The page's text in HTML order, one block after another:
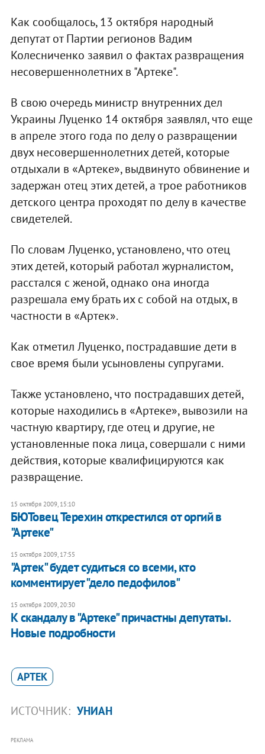
Как сообщалось, 13 октября народный
депутат от Партии регионов Вадим
Колесниченко заявил о фактах развращения
несовершеннолетних в "Артеке".
В свою очередь министр внутренних дел
Украины Луценко 14 октября заявлял, что еще
в апреле этого года по делу о развращении
двух несовершеннолетних детей, которые
отдыхали в «Артеке», выдвинуто обвинение и
задержан отец этих детей, а трое работников
детского центра проходят по делу в качестве
свидетелей.
По словам Луценко, установлено, что отец
этих детей, который работал журналистом,
расстался с женой, однако она иногда
разрешала ему брать их с собой на отдых, в
частности в «Артек».
Как отметил Луценко, пострадавшие дети в
свое время были усыновлены супругами.
Также установлено, что пострадавших детей,
которые находились в «Артеке», вывозили на
частную квартиру, где отец и другие, не
установленные пока лица, совершали с ними
действия, которые квалифицируются как
развращение.
15 октября 2009, 15:10
БЮТовец Терехин открестился от оргий в
"Артеке"
15 октября 2009, 17:55
"Артек" будет судиться со всеми, кто
комментирует "дело педофилов"
15 октября 2009, 20:30
К скандалу в "Артеке" причастны депутаты.
Новые подробности
АРТЕК
ИСТОЧНИК: УНИАН
РЕКЛАМА